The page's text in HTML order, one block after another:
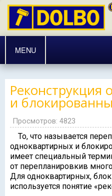
MENU
Реконструкция
и
Просмотров: 4823
То, что называется
одноквартирных и
имеет специальный
от перепланировкив
Для одноквартирных,
используется понятие